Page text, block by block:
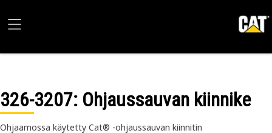
326-3207: Ohjaussauvan kiinnike
Ohjaamossa käytetty Cat® -ohjaussauvan kiinnitin